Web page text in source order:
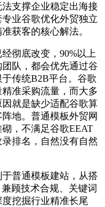
支撑企业稳定出海接
业谷歌优化外贸独立
获客的核心解法。
彻底改变，90%以上
队，都会优先通过谷
传统B2B平台。谷歌
准采购流量，而大多
就是缺少适配谷歌算
地。普通模板外贸网
，不满足谷歌EEAT
排名，自然没有自然
普通模板建站，从搭
顾技术合规、关键词
挖掘行业精准长尾